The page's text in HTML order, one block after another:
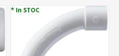
* In STOC